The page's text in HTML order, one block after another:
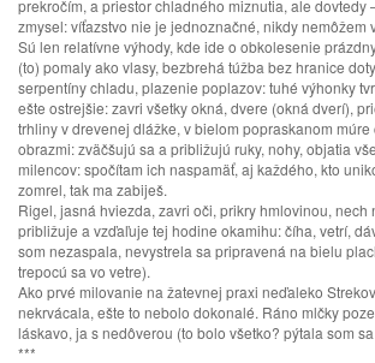
prekročím, a priestor chladného miznutia, ale
zmysel: víťazstvo nie je jednoznačné, nikdy nemôžem
Sú len relatívne výhody, kde ide o obkolesenie
(to) pomaly ako vlasy, bezbrehá túžba bez hranice
serpentíny chladu, plazenie poplazov: tuhé výhonky
ešte ostrejšie: zavri všetky okná, dvere (okná dverí),
trhliny v drevenej dlážke, v bielom popraskanom múre
obrazmi: zväčšujú sa a približujú ruky, nohy, objatia
milencov: spočítam ich naspamäť, aj každého, kto
zomrel, tak ma zabiješ.
Rigel, jasná hviezda, zavri oči, prikry hmlovinou, nech
približuje a vzďaľuje tej hodine okamihu: číha, vetrí,
som nezaspala, nevystrela sa pripravená na bielu
trepocú sa vo vetre).
Ako prvé milovanie na žatevnej praxi neďaleko
nekrvácala, ešte to nebolo dokonalé. Ráno mlčky
láskavo, ja s nedôverou (to bolo všetko? pýtala som
***